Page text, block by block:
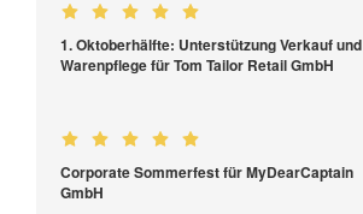
1. Oktoberhälfte: Unterstützung Verkauf und
Warenpflege für Tom Tailor Retail GmbH
Corporate Sommerfest für MyDearCaptain
GmbH